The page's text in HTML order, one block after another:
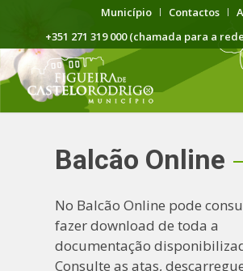
Município Contactos
+351 271 319 000 (chamada para a
Balcão Online
No Balcão Online pode
fazer download de toda a
documentação
Consulte as atas,